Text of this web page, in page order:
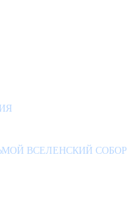
ВСЕЛЕНСКИЙ СОБОР